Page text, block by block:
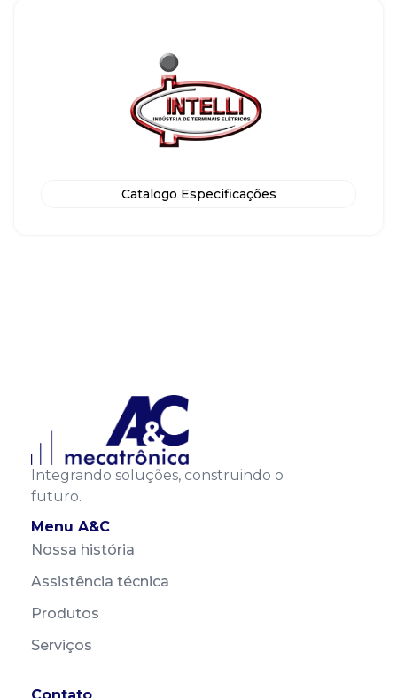
Catalogo Especificações
Integrando soluções, construindo o
futuro.
Menu A&C
Nossa história
Assistência técnica
Produtos
Serviços